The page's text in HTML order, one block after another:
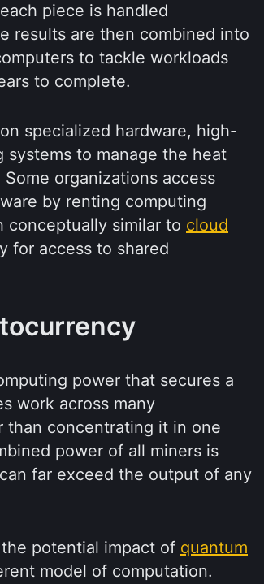
piece is handled
results are then combined into
to tackle workloads
to complete.
specialized hardware, high-
to manage the heat
organizations access
by renting computing
conceptually similar to cloud
for access to shared
power that secures a
work across many
than concentrating it in one
power of all miners is
far exceed the output of any
potential impact of quantum
model of computation.